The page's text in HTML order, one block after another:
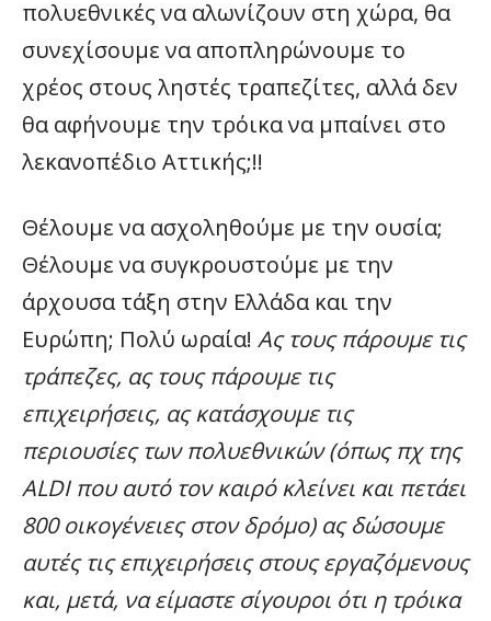
πολυεθνικές να αλωνίζουν στη χώρα, θα
συνεχίσουμε να αποπληρώνουμε το
χρέος στους ληστές τραπεζίτες, αλλά δεν
θα αφήνουμε την τρόικα να μπαίνει στο
λεκανοπέδιο Αττικής;!!
Θέλουμε να ασχοληθούμε με την ουσία;
Θέλουμε να συγκρουστούμε με την
άρχουσα τάξη στην Ελλάδα και την
Ευρώπη; Πολύ ωραία! Ας τους πάρουμε τις
τράπεζες, ας τους πάρουμε τις
επιχειρήσεις, ας κατάσχουμε τις
περιουσίες των πολυεθνικών (όπως πχ της
ALDIπου αυτό τον καιρό κλείνει και πετάει
800 οικογένειες στον δρόμο) ας δώσουμε
αυτές τις επιχειρήσεις στους εργαζόμενους
και, μετά, να είμαστε σίγουροι ότι η τρόικα